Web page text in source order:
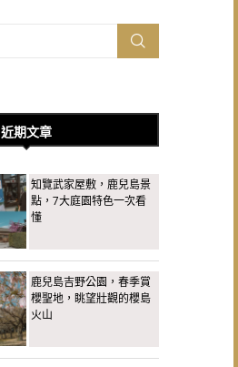
近期文章
知覽武家屋敷，鹿兒島景
點，7大庭園特色一次看
懂
鹿兒島吉野公園，春季賞
櫻聖地，眺望壯觀的櫻島
火山